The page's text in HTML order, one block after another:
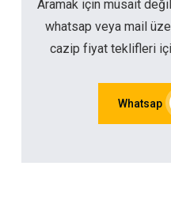
Aramak için müsait
whatsap veya mail
cazip fiyat teklifleri
Whatsap